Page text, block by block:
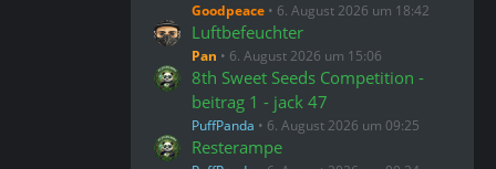
Goodpeace 6. August 2026 um 18:42
Luftbefeuchter
Pan 6. August 2026 um 15:06
8th Sweet Seeds Competition -
beitrag 1 - jack 47
PuffPanda 6. August 2026 um 09:25
Resterampe